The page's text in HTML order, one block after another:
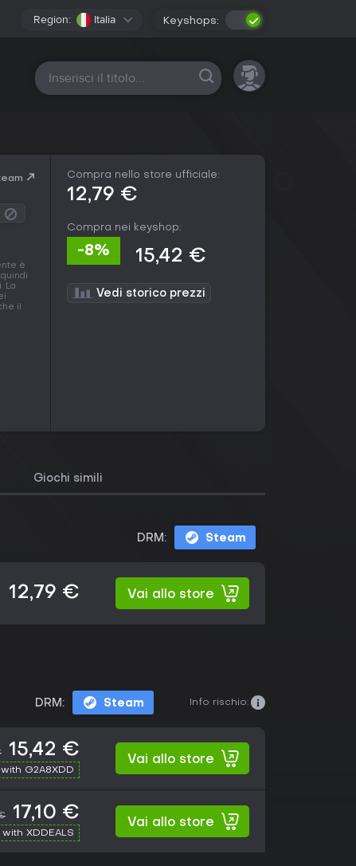
Region: Italia Keyshops:
Tutte le piattaforme
è
quindi
La
il
Compra nello store ufficiale:
12,79 €
Compra nei keyshop:
-8% 15,42 €
Vedi storico prezzi
Giochi simili
DRM: Steam
12,79 € Vai allo store
DRM: Steam Info rischio:
15,42 €
G2A8XDD
Vai allo store
17,10 €
with XDDEALS
Vai allo store